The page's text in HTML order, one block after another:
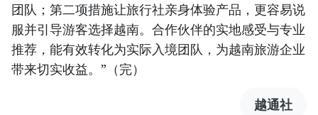
团队；第二项措施让旅行社亲身体验产品，更容易说
服并引导游客选择越南。合作伙伴的实地感受与专业
推荐，能有效转化为实际入境团队，为越南旅游企业
带来切实收益。”（完）
越通社